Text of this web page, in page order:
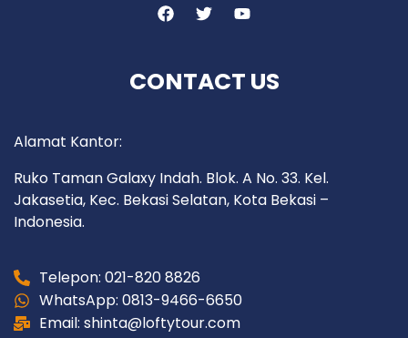
CONTACT US
Alamat Kantor:
Ruko Taman Galaxy Indah. Blok. A No. 33. Kel.
Jakasetia, Kec. Bekasi Selatan, Kota Bekasi –
Indonesia.
Telepon: 021-820 8826
WhatsApp: 0813-9466-6650
Email: shinta@loftytour.com